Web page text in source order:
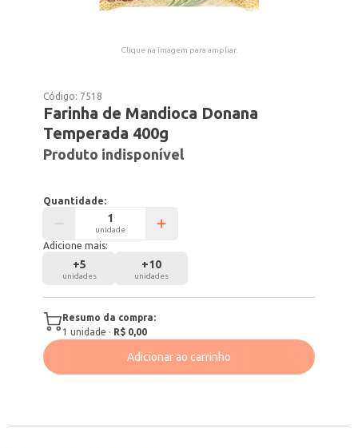
Clique na imagem para ampliar.
Código: 7518
Farinha de Mandioca Donana
Temperada 400g
Produto indisponível
Quantidade:
unidade
Adicione mais:
+5
unidades
+10
unidades
Resumo da compra:
1 unidade · R$ 0,00
Adicionar ao carrinho